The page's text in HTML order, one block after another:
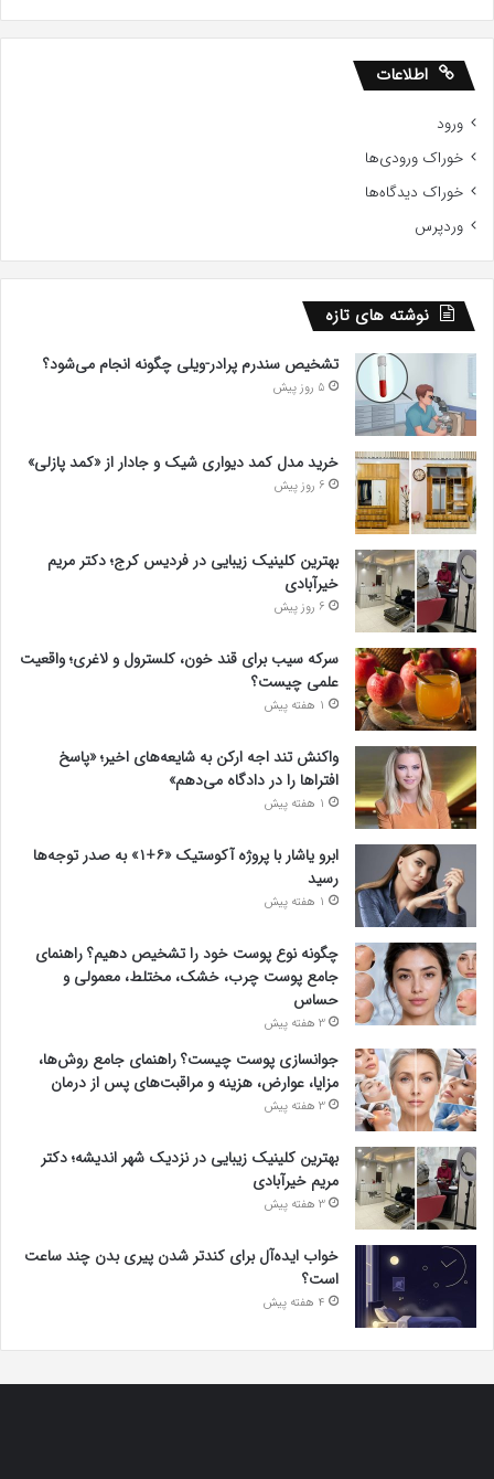
اطلاعات
ورود
خوراک ورودی‌ها
خوراک دیدگاه‌ها
وردپرس
نوشته های تازه
تشخیص سندرم پرادر-ویلی چگونه انجام می‌شود؟
5 روز پیش
خرید مدل کمد دیواری شیک و جادار از «کمد پازلی»
6 روز پیش
بهترین کلینیک زیبایی در فردیس کرج؛ دکتر مریم
خیرآبادی
6 روز پیش
سرکه سیب برای قند خون، کلسترول و لاغری؛ واقعیت
علمی چیست؟
1 هفته پیش
واکنش تند اجه ارکن به شایعه‌های اخیر؛ «پاسخ
افتراها را در دادگاه می‌دهم»
1 هفته پیش
ابرو یاشار با پروژه آکوستیک «۶+۱» به صدر توجه‌ها
رسید
1 هفته پیش
چگونه نوع پوست خود را تشخیص دهیم؟ راهنمای
جامع پوست چرب، خشک، مختلط، معمولی و
حساس
3 هفته پیش
جوانسازی پوست چیست؟ راهنمای جامع روش‌ها،
مزایا، عوارض، هزینه و مراقبت‌های پس از درمان
3 هفته پیش
بهترین کلینیک زیبایی در نزدیک شهر اندیشه؛ دکتر
مریم خیرآبادی
3 هفته پیش
خواب ایده‌آل برای کندتر شدن پیری بدن چند ساعت
است؟
4 هفته پیش